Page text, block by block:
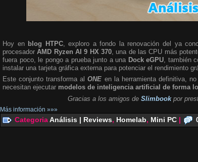
Hoy en blog HTPC, exploro a fondo la renovación del ya
procesadorAMD Ryzen AI 9 HX 370 , una de las CPU más
fuera poco, le pongo a prueba junto a una Dock eGPU , también
instalar una tarjeta gráfica externa para potenciar el rendimiento
Este conjunto transforma alONE en la herramienta definitiva,
necesitan ejecutar modelos de inteligencia artificial de forma
Gracias a los amigos de Slimbook por
Más información »»»
CategoriaAnálisis | Reviews, Homelab, Mini PC |